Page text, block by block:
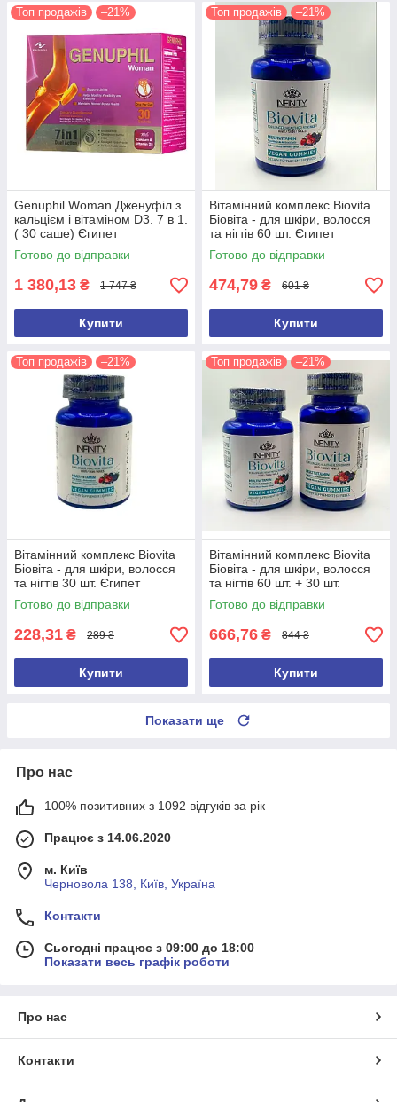
Топ продажів –21%
Genuphil Woman Дженуфіл з
кальцієм і вітаміном D3. 7 в 1.
( 30 саше) Єгипет
Готово до відправки
1 380,13 ₴ 1 747 ₴
Купити
Топ продажів –21%
Вітамінний комплекс Biovita
Біовіта - для шкіри, волосся
та нігтів 60 шт. Єгипет
Оригінал
Готово до відправки
474,79 ₴ 601 ₴
Купити
Топ продажів –21%
Вітамінний комплекс Biovita
Біовіта - для шкіри, волосся
та нігтів 30 шт. Єгипет
Оригінал
Готово до відправки
228,31 ₴ 289 ₴
Купити
Топ продажів –21%
Вітамінний комплекс Biovita
Біовіта - для шкіри, волосся
та нігтів 60 шт. + 30 шт.
Єгипет Оригінал
Готово до відправки
666,76 ₴ 844 ₴
Купити
Показати ще
Про нас
100% позитивних з 1092 відгуків за рік
Працює з 14.06.2020
м. Київ
Черновола 138, Київ, Україна
Контакти
Сьогодні працює з 09:00 до 18:00
Показати весь графік роботи
Про нас
Контакти